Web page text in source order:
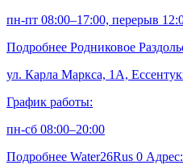
пн-пт 08:00–17:00, перерыв
Подробнее Родниковое
ул. Карла Маркса, 1А,
График работы:
пн-сб 08:00–20:00
Подробнее Water26Rus 0 Адрес: